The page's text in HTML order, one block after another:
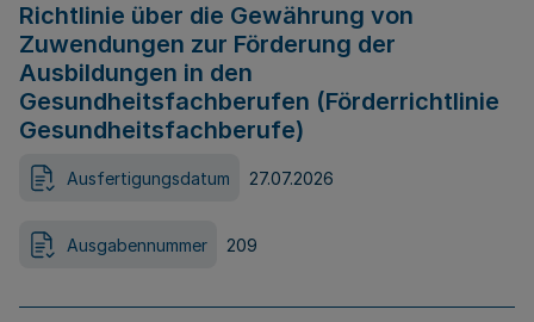
Richtlinie über die Gewährung von
Zuwendungen zur Förderung der
Ausbildungen in den
Gesundheitsfachberufen (Förderrichtlinie
Gesundheitsfachberufe)
Ausfertigungsdatum 27.07.2026
Ausgabennummer 209